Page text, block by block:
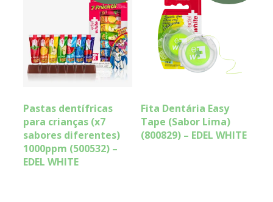
Pastas dentífricas
para crianças (x7
sabores diferentes)
1000ppm (500532) –
EDEL WHITE
Fita Dentária Easy
Tape (Sabor Lima)
(800829) – EDEL WHITE